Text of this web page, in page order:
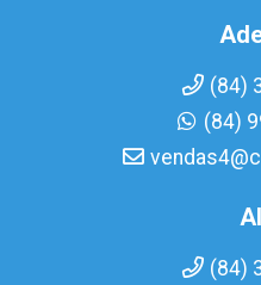
(84)
(84)
(84)